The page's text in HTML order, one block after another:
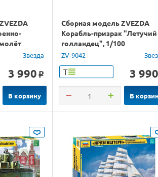
Звезда
3 990 o
В корзину
Сборная модель ZVEZDA
Корабль-призрак "Летучий
голландец", 1/100
ZV-9042
Т 3 990
В